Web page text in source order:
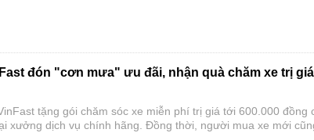
đón "cơn mưa" ưu đãi, nhận quà chăm xe trị
tặng gói chăm sóc xe miễn phí trị giá tới 600.000 đồng
xưởng dịch vụ chính hãng. Đồng thời, người mua xe mới